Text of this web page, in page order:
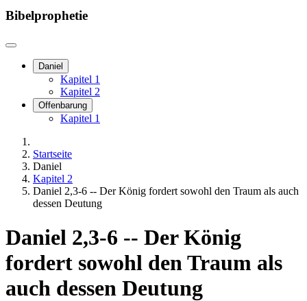
Bibelprophetie
Daniel
Kapitel 1
Kapitel 2
Offenbarung
Kapitel 1
Startseite
Daniel
Kapitel 2
Daniel 2,3-6 -- Der König fordert sowohl den Traum als auch
dessen Deutung
Daniel 2,3-6 -- Der König
fordert sowohl den Traum als
auch dessen Deutung